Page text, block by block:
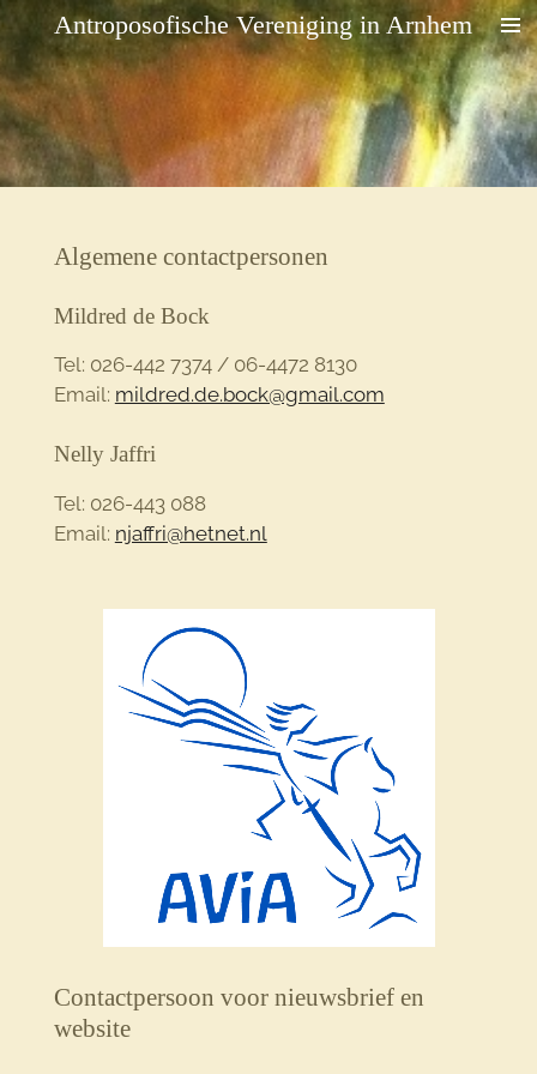
Ga
direct
naar
de
hoofdinhoud
Antroposofische Vereniging in Arnhem
Algemene contactpersonen
Mildred de Bock
Tel: 026-442 7374 / 06-4472 8130
Email: mildred.de.bock@gmail.com
Nelly Jaffri
Tel: 026-443 088
Email: njaffri@hetnet.nl
Contactpersoon voor nieuwsbrief en
website